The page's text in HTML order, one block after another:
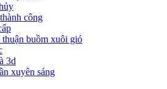
công
thuận buồm xuôi gió
3d
xuyên sáng